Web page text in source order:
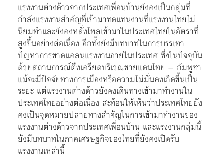
แรงงานต่างด้าวจากประเทศเพื่อนบ้านยังคงเป็นกลุ่มที่
กำลังแรงงานสำคัญที่เข้ามาทดแทนงานที่แรงงานไทยไม่
นิยมทำและยังคงหลั่งไหลเข้ามาในประเทศไทยในอัตราที่
สูงขึ้นอย่างต่อเนื่อง อีกทั้งยังมีบทบาทในการบรรเทา
ปัญหาการขาดแคลนแรงงานภายในประเทศ ซึ่งในปัจจุบัน
ด้วยสถานการณ์ตึงเครียดบริเวณชายแดนไทย – กัมพูชา
แม้จะมีปัจจัยทางการเมืองหรือความไม่มั่นคงเกิดขึ้นเป็น
ระยะ แต่แรงงานต่างด้าวยังคงเดินทางเข้ามาทำงานใน
ประเทศไทยอย่างต่อเนื่อง สะท้อนให้เห็นว่าประเทศไทยยัง
คงเป็นจุดหมายปลายทางสำคัญในการเข้ามาทำงานของ
แรงงานต่างด้าวจากประเทศเพื่อนบ้าน และแรงงานกลุ่มนี้
ยังมีบทบาทในภาคเศรษฐกิจของไทยที่ยังคงเปิดรับ
แรงงานเหล่านี้